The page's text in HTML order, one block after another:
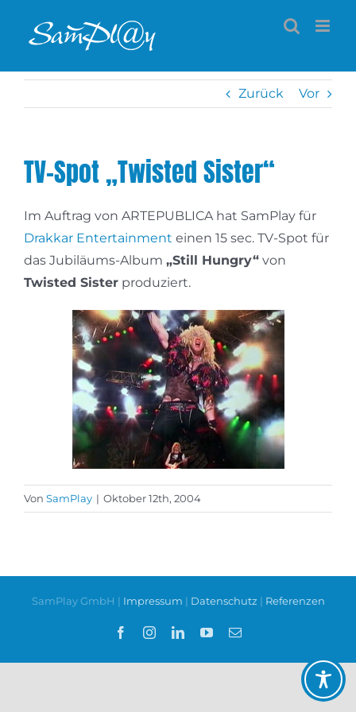
Inhalt
Zurück Vor
TV-Spot „Twisted Sister“
Im Auftrag von ARTEPUBLICA hat SamPlay für
Drakkar Entertainment einen 15 sec. TV-Spot für
das Jubiläums-Album „Still Hungry“ von
Twisted Sister produziert.
Von SamPlay | Oktober 12th, 2004
SamPlay GmbH | Impressum | Datenschutz | Referenzen
FacebookInstagramLinkedInYouTube
E-